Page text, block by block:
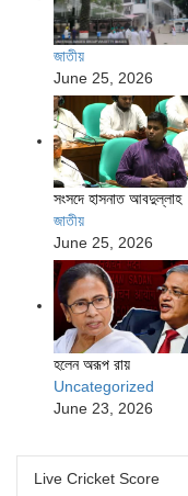
জাতীয়
June 25, 2026
সংসদে হাসনাত আবদুল্লাহ
জাতীয়
June 25, 2026
হলেন অরূপ রায়
Uncategorized
June 23, 2026
Live Cricket Score